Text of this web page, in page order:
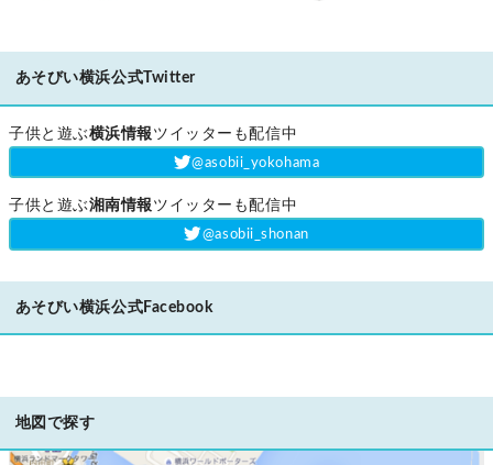
あそびい横浜公式Twitter
子供と遊ぶ横浜情報 ツイッターも配信中
‎@asobii_yokohama
子供と遊ぶ湘南情報 ツイッターも配信中
‎@asobii_shonan
あそびい横浜公式Facebook
地図で探す